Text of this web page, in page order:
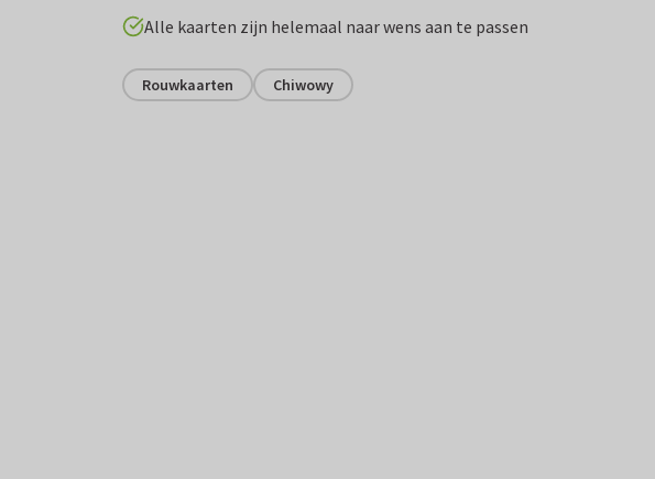
Alle kaarten zijn helemaal naar wens aan te passen
Rouwkaarten Chiwowy